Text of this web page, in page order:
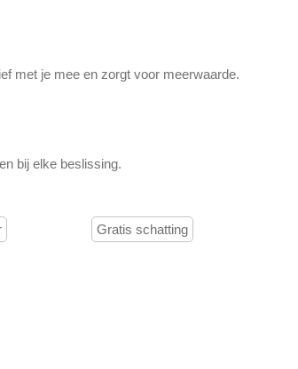
met je mee en zorgt voor meerwaarde.
bij elke beslissing.
Gratis schatting